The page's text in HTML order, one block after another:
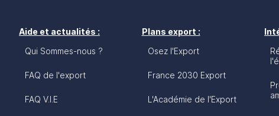
Aide et actualités :
Qui Sommes-nous ?
FAQ de l'export
FAQ V.I.E
Plans export :
Osez l'Export
France 2030 Export
L'Académie de l'Export